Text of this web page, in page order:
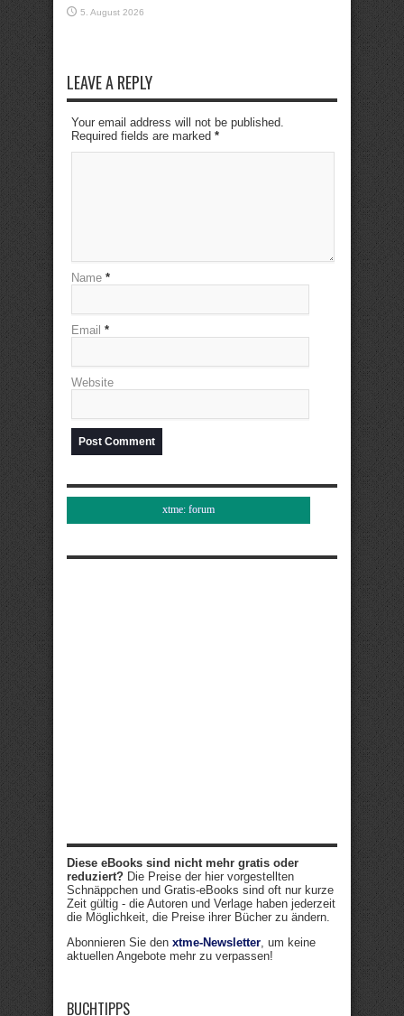
5. August 2026
LEAVE A REPLY
Your email address will not be published.
Required fields are marked *
Name *
Email *
Website
xtme: forum
Diese eBooks sind nicht mehr gratis oder
reduziert? Die Preise der hier vorgestellten
Schnäppchen und Gratis-eBooks sind oft nur kurze
Zeit gültig - die Autoren und Verlage haben jederzeit
die Möglichkeit, die Preise ihrer Bücher zu ändern.
Abonnieren Sie den xtme-Newsletter, um keine
aktuellen Angebote mehr zu verpassen!
BUCHTIPPS